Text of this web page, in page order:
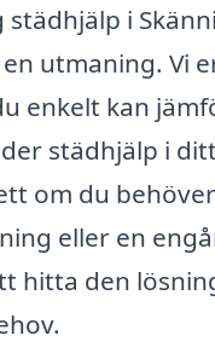
i
utmaning. Vi
enkelt kan
städhjälp i ditt
om du behöver
eller en
hitta den